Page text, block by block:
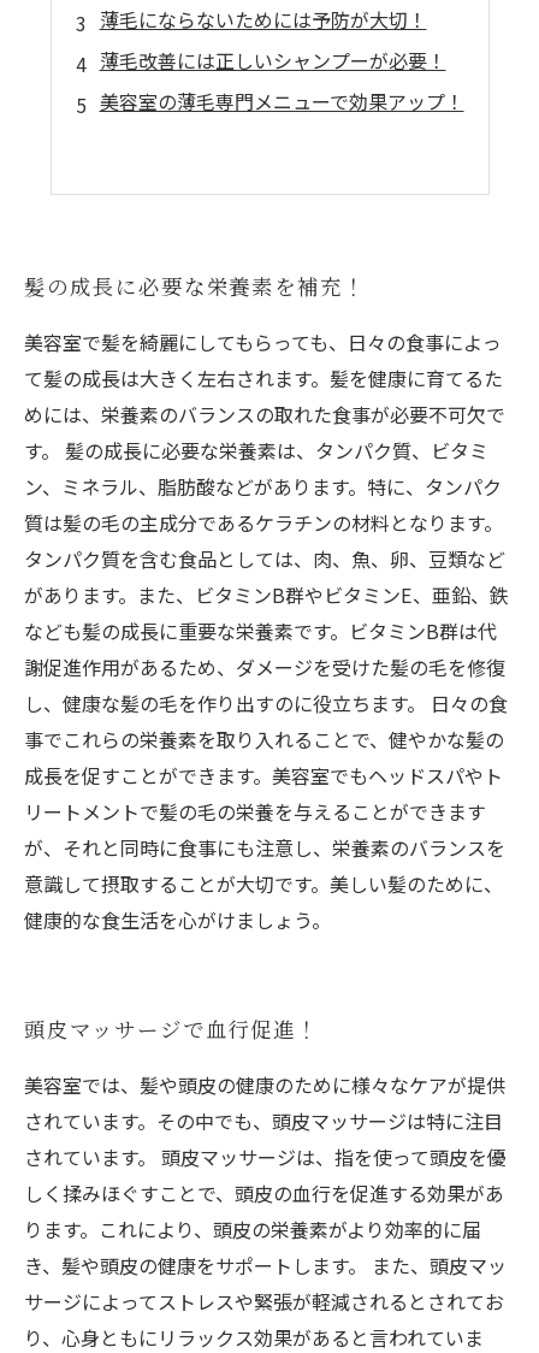
薄毛にならないためには予防が大切！
薄毛改善には正しいシャンプーが必要！
美容室の薄毛専門メニューで効果アップ！
髪の成長に必要な栄養素を補充！
美容室で髪を綺麗にしてもらっても、日々の食事によっ
て髪の成長は大きく左右されます。髪を健康に育てるた
めには、栄養素のバランスの取れた食事が必要不可欠で
す。 髪の成長に必要な栄養素は、タンパク質、ビタミ
ン、ミネラル、脂肪酸などがあります。特に、タンパク
質は髪の毛の主成分であるケラチンの材料となります。
タンパク質を含む食品としては、肉、魚、卵、豆類など
があります。また、ビタミンB群やビタミンE、亜鉛、鉄
なども髪の成長に重要な栄養素です。ビタミンB群は代
謝促進作用があるため、ダメージを受けた髪の毛を修復
し、健康な髪の毛を作り出すのに役立ちます。 日々の食
事でこれらの栄養素を取り入れることで、健やかな髪の
成長を促すことができます。美容室でもヘッドスパやト
リートメントで髪の毛の栄養を与えることができます
が、それと同時に食事にも注意し、栄養素のバランスを
意識して摂取することが大切です。美しい髪のために、
健康的な食生活を心がけましょう。
頭皮マッサージで血行促進！
美容室では、髪や頭皮の健康のために様々なケアが提供
されています。その中でも、頭皮マッサージは特に注目
されています。 頭皮マッサージは、指を使って頭皮を優
しく揉みほぐすことで、頭皮の血行を促進する効果があ
ります。これにより、頭皮の栄養素がより効率的に届
き、髪や頭皮の健康をサポートします。 また、頭皮マッ
サージによってストレスや緊張が軽減されるとされてお
り、心身ともにリラックス効果があると言われていま